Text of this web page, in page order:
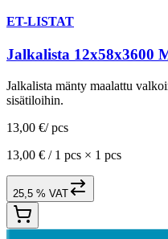
ET-LISTAT
Jalkalista 12x58x3600
Jalkalista mänty maalattu
sisätiloihin.
13,00 €/ pcs
13,00 € / 1 pcs × 1 pcs
25,5 % VAT